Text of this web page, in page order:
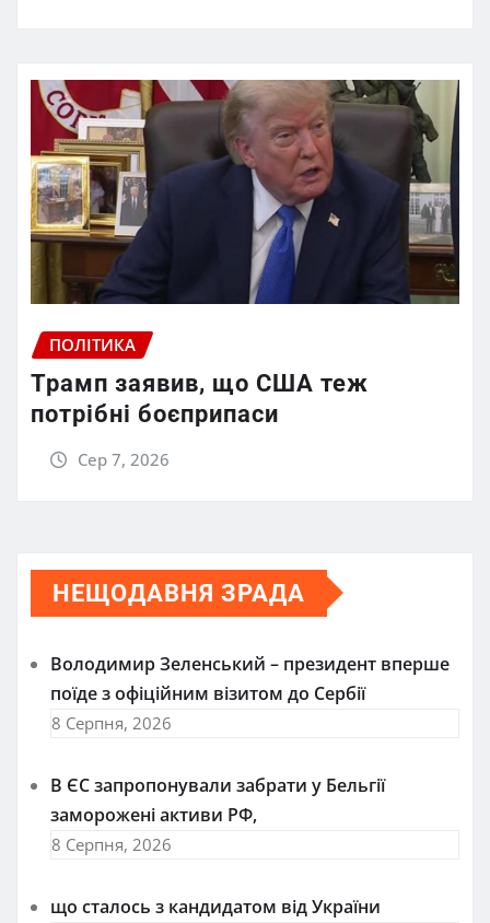
ПОЛІТИКА
Трамп заявив, що США теж
потрібні боєприпаси
Сер 7, 2026
НЕЩОДАВНЯ ЗРАДА
Володимир Зеленський – президент вперше
поїде з офіційним візитом до Сербії
8 Серпня, 2026
В ЄС запропонували забрати у Бельгії
заморожені активи РФ,
8 Серпня, 2026
що сталось з кандидатом від України